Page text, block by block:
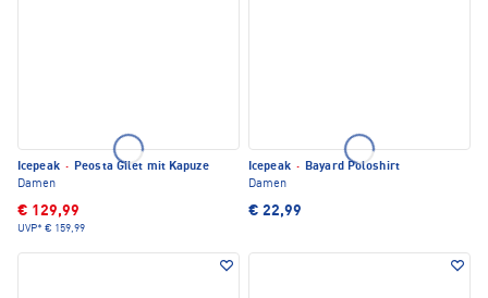
Icepeak · Peosta Gilet mit Kapuze
Damen
€ 129,99
UVP* € 159,99
Icepeak · Bayard Poloshirt
Damen
€ 22,99